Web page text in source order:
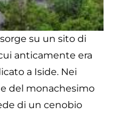
su un sito di
anticamente era
a Iside. Nei
del monachesimo
di un cenobio